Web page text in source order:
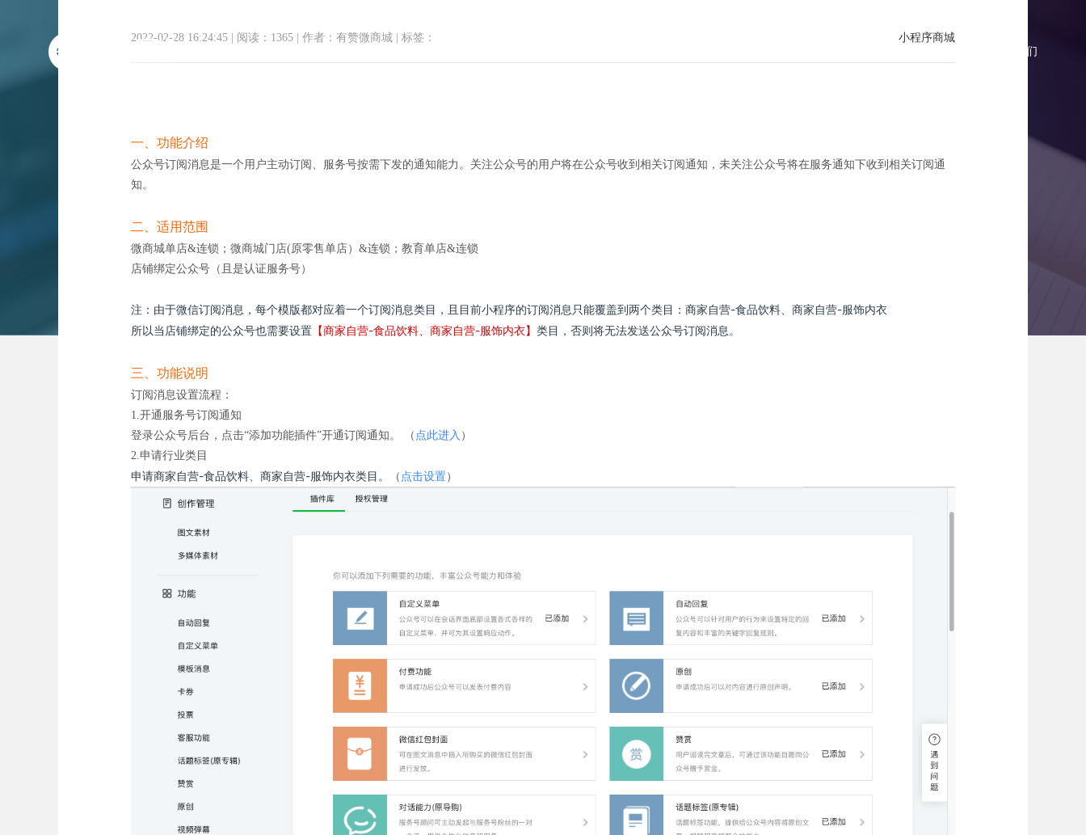
联系我们
小程序商城
2022-02-28 16:24:45 阅读：1365 作者：有赞微商城 标签：
一、功能介绍
公众号订阅消息是一个用户主动订阅、服务号按需下发的通知能力。关注公众号的用户将在公众号收到相关订阅通知，未关注公众号将在服务通知下收到相关订阅通
知。
二、适用范围
微商城单店&连锁；微商城门店(原零售单店）&连锁；教育单店&连锁
店铺绑定公众号（且是认证服务号）
注：由于微信订阅消息，每个模版都对应着一个订阅消息类目，且目前小程序的订阅消息只能覆盖到两个类目：商家自营-食品饮料、商家自营-服饰内衣
所以当店铺绑定的公众号也需要设置 【商家自营-食品饮料、商家自营-服饰内衣】 类目，否则将无法发送公众号订阅消息。
三、功能说明
订阅消息设置流程：
1.开通服务号订阅通知
登录公众号后台，点击“添加功能插件”开通订阅通知。 （ 点此进入 ）
2.申请行业类目
申请商家自营-食品饮料、商家自营-服饰内衣类目。 （ 点击设置）